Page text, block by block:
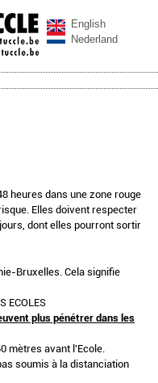
English
Nederland
heures dans une zone rouge
Elles doivent respecter
dont elles pourront sortir
Bruxelles. Cela signifie
ECOLES
plus pénétrer dans les
mètres avant l'Ecole.
soumis à la distanciation